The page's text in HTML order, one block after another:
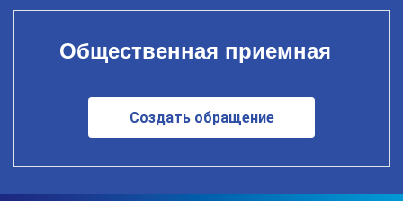
Общественная приемная
Создать обращение